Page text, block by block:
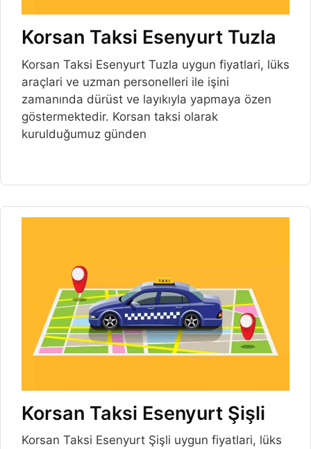
Korsan Taksi Esenyurt Tuzla
Korsan Taksi Esenyurt Tuzla uygun fiyatlari, lüks
araçlari ve uzman personelleri ile işini
zamanında dürüst ve layıkıyla yapmaya özen
göstermektedir. Korsan taksi olarak
kurulduğumuz günden
Korsan Taksi Esenyurt Şişli
Korsan Taksi Esenyurt Şişli uygun fiyatlari, lüks